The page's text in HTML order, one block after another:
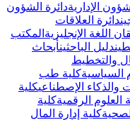
الإداريةدائرة الشؤون
دائرة العلاقات
اللغة الإنجليزية المكتب
دليل الباحثينأبحاث
والتخطيط
السياسيةكلية طب
والذكاء الإصطناعيكلية
العلوم الرقميةكلية
كلية إدارة المال